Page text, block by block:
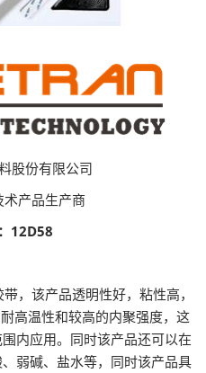
股份有限公司
产品生产商
12D58
，该产品透明性好，粘性高，
高温性和较高的内聚强度，这
内应用。同时该产品还可以在
弱碱、盐水等，同时该产品具